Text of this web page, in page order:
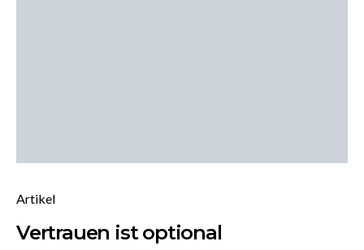
Artikel
Vertrauen ist optional